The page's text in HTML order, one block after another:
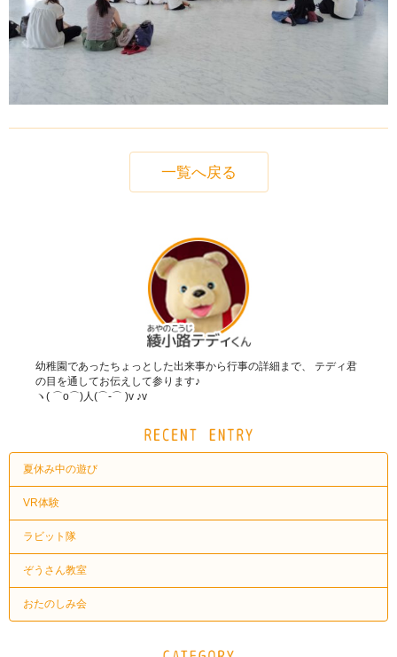
一覧へ戻る
幼稚園であったちょっとした出来事から行事の詳細まで、 テディ君
の目を通してお伝えして参ります♪
ヽ( ⌒o⌒)人(⌒-⌒ )v ♪v
夏休み中の遊び
VR体験
ラビット隊
ぞうさん教室
おたのしみ会